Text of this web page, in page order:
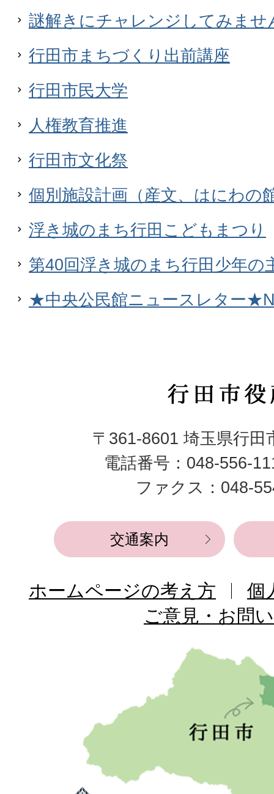
謎解きにチャレンジしてみませ
行田市まちづくり出前講座
行田市民大学
人権教育推進
行田市文化祭
個別施設計画（産文、はにわの
浮き城のまち行田こどもまつり
第40回浮き城のまち行田少年の
★中央公民館ニュースレター
行
市
役
所
〒361-8601 埼玉県行田
電話番号：048-556-
ファクス：048-
交通案内
ホームページの考え方
個
ご意見・お問